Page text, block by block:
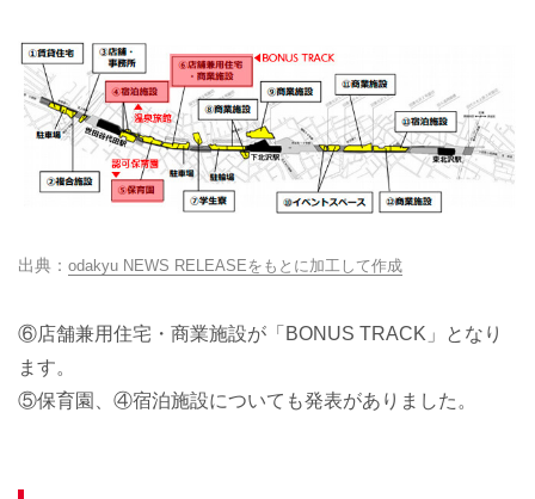
odakyu NEWS RELEASEをもとに加工して作成
⑥店舗兼用住宅・商業施設が「BONUS TRACK」となり
ます。
⑤保育園、④宿泊施設についても発表がありました。